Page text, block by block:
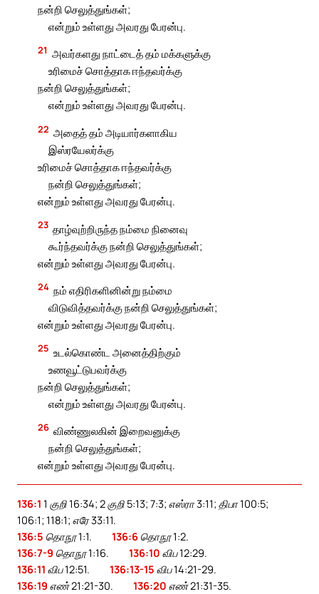
நன்றி செலுத்துங்கள்;
என்றும் உள்ளது அவரது பேரன்பு.
21 அவர்களது நாட்டைத் தம் மக்களுக்கு
உரிமைச் சொத்தாக ஈந்தவர்க்கு
நன்றி செலுத்துங்கள்;
என்றும் உள்ளது அவரது பேரன்பு.
22 அதைத் தம் அடியார்களாகிய
இஸ்ரயேலர்க்கு
உரிமைச் சொத்தாக ஈந்தவர்க்கு
நன்றி செலுத்துங்கள்;
என்றும் உள்ளது அவரது பேரன்பு.
23 தாழ்வுற்றிருந்த நம்மை நினைவு
கூர்ந்தவர்க்கு நன்றி செலுத்துங்கள்;
என்றும் உள்ளது அவரது பேரன்பு.
24 நம் எதிரிகளினின்று நம்மை
விடுவித்தவர்க்கு நன்றி செலுத்துங்கள்;
என்றும் உள்ளது அவரது பேரன்பு.
25 உடல்கொண்ட அனைத்திற்கும்
உணவூட்டுபவர்க்கு
நன்றி செலுத்துங்கள்;
என்றும் உள்ளது அவரது பேரன்பு.
26 விண்ணுலகின் இறைவனுக்கு
நன்றி செலுத்துங்கள்;
என்றும் உள்ளது அவரது பேரன்பு.
136:1 1 குறி 16:34; 2 குறி 5:13; 7:3; எஸ்ரா 3:11; திபா 100:5;
106:1; 118:1; எரே 33:11.
136:5 தொநூ 1:1. 136:6 தொநூ 1:2.
136:7-9 தொநூ 1:16. 136:10 விப 12:29.
136:11 விப 12:51. 136:13-15 விப 14:21-29.
136:19 எண் 21:21-30. 136:20 எண் 21:31-35.